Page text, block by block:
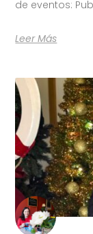
de eventos:
Leer Más